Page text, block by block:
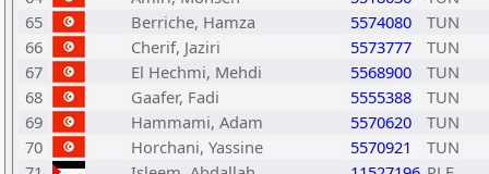
65
Berriche, Hamza 5574080
TUN
66
Cherif, Jaziri 5573777
TUN
67
El Hechmi, Mehdi 5568900
TUN
68
Gaafer, Fadi 5555388
TUN
69
Hammami, Adam 5570620
TUN
70
Horchani, Yassine 5570921
TUN